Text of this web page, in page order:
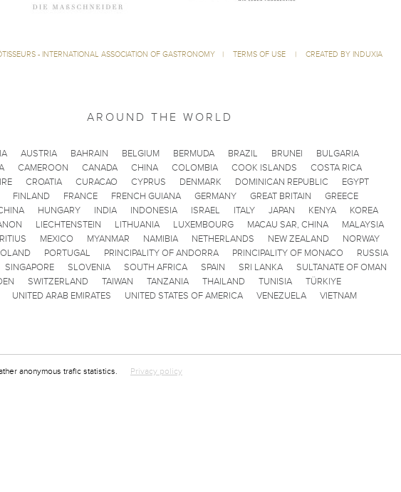
anonymous trafic statistics. Privacy policy
- INTERNATIONAL ASSOCIATION OF GASTRONOMY | TERMS OF USE | CREATED BY INDUXIA
AROUND THE WORLD
AUSTRIA BAHRAIN BELGIUM BERMUDA BRAZIL BRUNEI
BULGARIA
CAMEROON CANADA CHINA COLOMBIA COOK ISLANDS
COSTA RICA
CROATIA CURACAO CYPRUS DENMARK DOMINICAN REPUBLIC
EGYPT
FINLAND FRANCE FRENCH GUIANA GERMANY GREAT BRITAIN
GREECE
HUNGARY INDIA INDONESIA ISRAEL ITALY JAPAN KENYA
KOREA
LIECHTENSTEIN LITHUANIA LUXEMBOURG MACAU SAR, CHINA
MALAYSIA
MEXICO MYANMAR NAMIBIA NETHERLANDS NEW ZEALAND
NORWAY
PORTUGAL PRINCIPALITY OF ANDORRA PRINCIPALITY OF MONACO
RUSSIA
SINGAPORE SLOVENIA SOUTH AFRICA SPAIN SRI LANKA
SULTANATE OF OMAN
SWITZERLAND TAIWAN TANZANIA THAILAND TUNISIA
TÜRKIYE
UNITED ARAB EMIRATES UNITED STATES OF AMERICA VENEZUELA VIETNAM